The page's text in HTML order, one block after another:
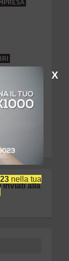
inviati alla
nella tua
X